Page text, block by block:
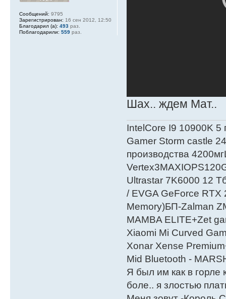
Шах.. ждем Мат..
IntelСore I9 10900K 5
Gamer Storm castle
производства
Ultrastar 7K6000 12
/ EVGA GeForce RTX
Мemory)БП-Zalman
MAMBA ELITE+Zet
Xiaomi Mi Curved
Xonar Xense
Mid Bluetooth -
Я был им как в горле
боле.. я злостью
Сообщений: 9795
Зарегистрирован: 16 сен 2012, 12:50
Благодарил (а): 493 раз.
Поблагодарили: 559 раз.